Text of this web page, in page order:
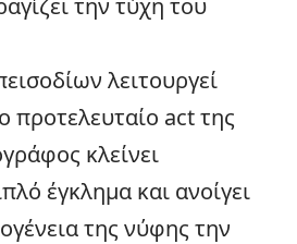
λειτουργεί
προτελευταίο act της
κλείνει
έγκλημα και ανοίγει
της νύφης την